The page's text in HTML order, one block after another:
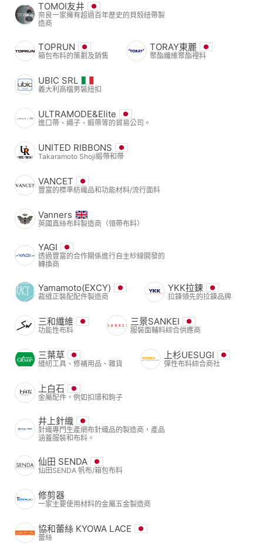
TOMOI友井
奈良一家擁有超過百年歷史的貝殼紐帶製
造商
TOPRUN
箱包布料的策劃及銷售
TORAY東麗
聚酯纖維聚酯裡料
UBIC SRL
義大利高檔男裝紐扣
ULTRAMODE&Elite
進口帶、繩子、緞帶等的貿易公司。
UNITED RIBBONS
Takaramoto Shoji緞帶和帶
VANCET
豐富的標準紡織品和功能材料/流行面料
Vanners
英國真絲布料製造商（領帶布料）
YAGI
透過豐富的合作關係進行自主紗線開發的
轉換商
Yamamoto(EXCY)
裁縫正裝配配件製造商
YKK拉鍊
拉鍊領先的拉鍊品牌
三和纖維
功能性布料
三景SANKEI
服裝面輔料綜合供應商
三葉草
縫紉工具、修補用品、雜貨
上杉UESUGI
彈性布料綜合商社
上白石
金屬配件，例如扣環和鉤子
井上針織
針織專門生產網布針織品的製造商，產品
涵蓋服裝和布料。
仙田 SENDA
仙田SENDA 帆布/箱包布料
修剪器
一家主要使用材料的金屬五金製造商
協和蕾絲 KYOWA LACE
蕾絲